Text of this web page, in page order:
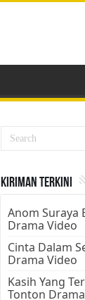
Kiriman Terkini
Anom Suraya
Drama Video
Cinta Dalam
Drama Video
Kasih Yang
Tonton